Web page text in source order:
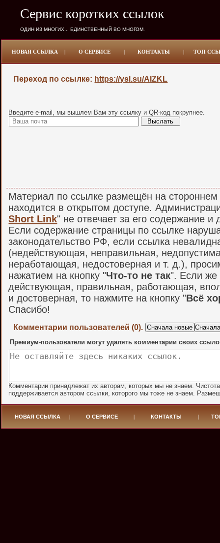
Сервис коротких ссылок
ОДИН ИЗ МНОГИХ... ЕДИНСТВЕННЫЙ ВО МНОГОМ.
НОВАЯ ССЫЛКА | О СЕРВИСЕ | КОНТАКТЫ | ТОП
Переход по ссылке: https://ysl.su/AIZKL
Введите e-mail, мы вышлем Вам эту ссылку и QR-код покрупнее.
Материал по ссылке размещён на стороннем
находится в открытом доступе.
Short Link" не отвечает за его содержание и
Если содержание страницы по ссылке
законодательство РФ, если ссылка
(недействующая, неправильная,
неработающая, недостоверная и т. д.),
нажатием на кнопку "Что-то не так". Если же
действующая, правильная, работающая,
и достоверная, то нажмите на кнопку "Всё
Спасибо!
Комментарии пользователей (0).
Премиум-пользователи могут удалять комментарии своих
Комментарии принадлежат их авторам, которых мы не знаем.
поддерживается автором ссылки, которого мы тоже не знаем.
НОВАЯ ССЫЛКА О СЕРВИСЕ КОНТАКТЫ